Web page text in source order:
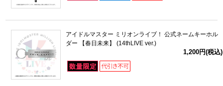
アイドルマスター ミリオンライブ！ 公式ネームキーホル
ダー 【春日未来】 (14thLIVE ver.)
1,200円(税込)